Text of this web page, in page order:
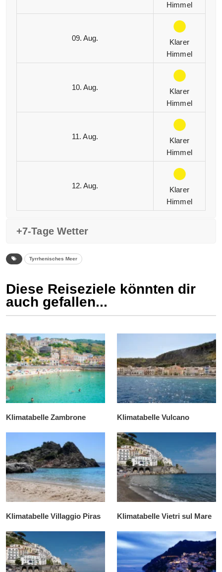
Himmel
09. Aug.
Klarer
Himmel
10. Aug.
Klarer
Himmel
11. Aug.
Klarer
Himmel
12. Aug.
Klarer
Himmel
+7-Tage Wetter
Tyrrhenisches Meer
Diese Reiseziele könnten dir
auch gefallen...
Klimatabelle Zambrone Klimatabelle Vulcano
Klimatabelle Villaggio Piras Klimatabelle Vietri sul Mare